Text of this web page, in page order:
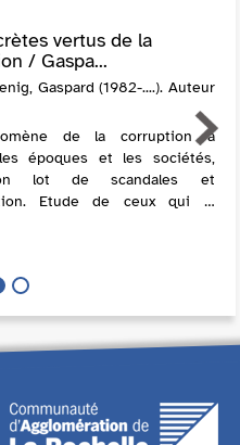
vertus de la
/ Gaspa...
Gaspard (1982-....). Auteur
de la corruption a
époques et les sociétés,
lot de scandales et
Etude de ceux qui la